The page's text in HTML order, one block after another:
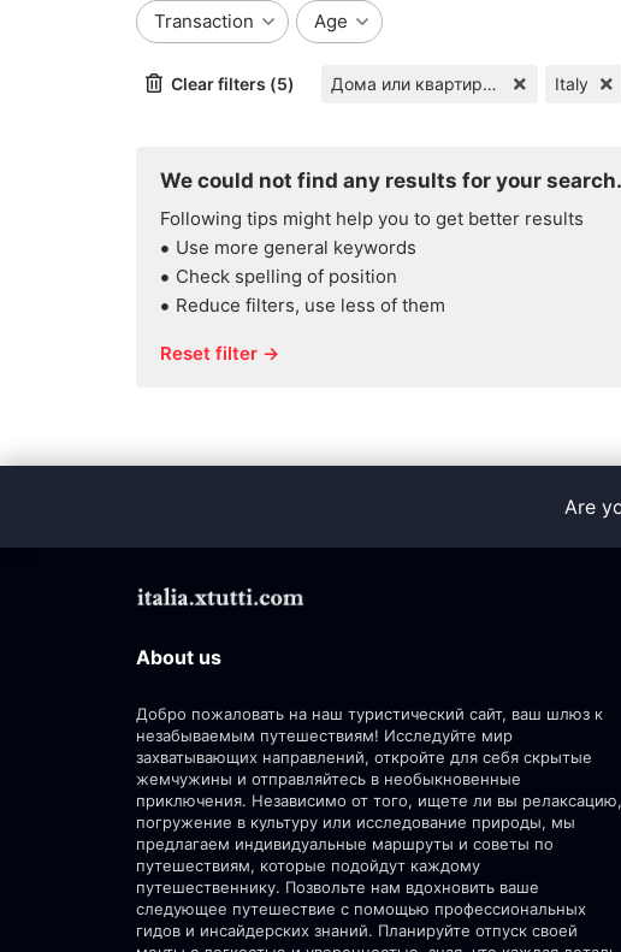
Transaction Age
Clear filters (5) Дома или квартиры в аренду Italy
We could not find any results for your
Following tips might help you to get better results
Use more general keywords
Check spelling of position
Reduce filters, use less of them
Reset filter →
Are
About us
Добро пожаловать на наш туристический сайт, ваш шлюз к
незабываемым путешествиям! Исследуйте мир
захватывающих направлений, откройте для себя скрытые
жемчужины и отправляйтесь в необыкновенные
приключения. Независимо от того, ищете ли вы релаксацию,
погружение в культуру или исследование природы, мы
предлагаем индивидуальные маршруты и советы по
путешествиям, которые подойдут каждому
путешественнику. Позвольте нам вдохновить ваше
следующее путешествие с помощью профессиональных
гидов и инсайдерских знаний. Планируйте отпуск своей